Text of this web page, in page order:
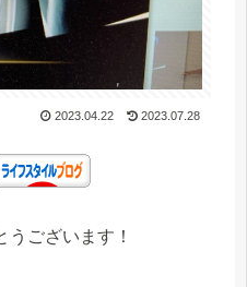
2023.04.22 2023.07.28
ございます！